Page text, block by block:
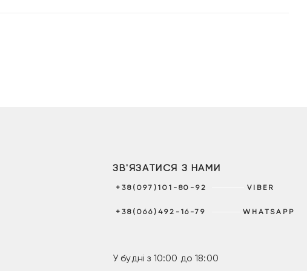
ЗВ'ЯЗАТИСЯ З НАМИ
+38(097)101-80-92 VIBER
+38(066)492-16-79 WHATSAPP
У будні з 10:00 до 18:00